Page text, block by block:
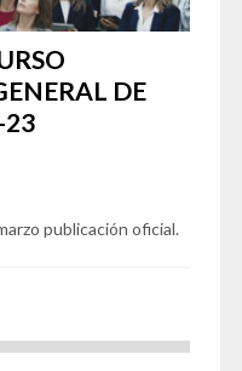
DE
23
publicación oficial.